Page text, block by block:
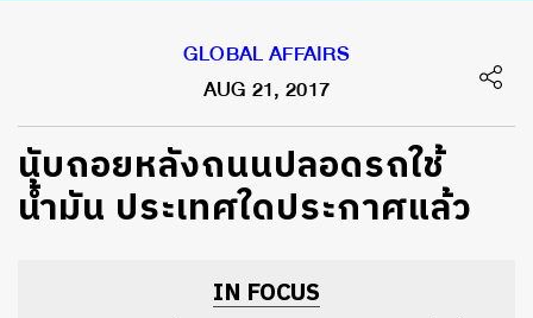
GLOBAL AFFAIRS
AUG 21, 2017
นับถอยหลังถนนปลอดรถใช้
น้ำมัน ประเทศใดประกาศแล้ว
IN FOCUS